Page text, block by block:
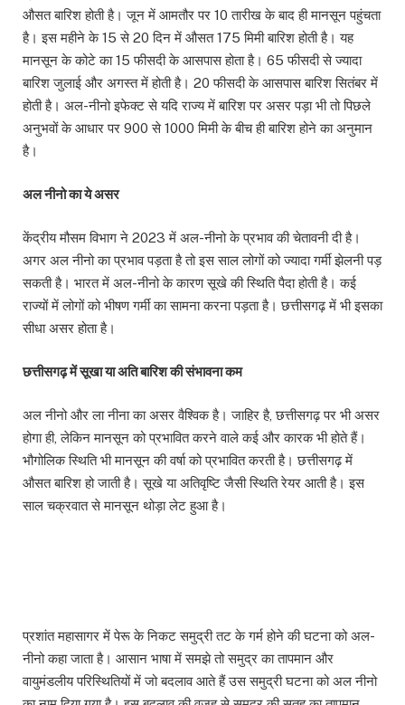
औसत बारिश होती है। जून में आमतौर पर 10 तारीख के बाद ही मानसून पहुंचता
है। इस महीने के 15 से 20 दिन में औसत 175 मिमी बारिश होती है। यह
मानसून के कोटे का 15 फीसदी के आसपास होता है। 65 फीसदी से ज्यादा
बारिश जुलाई और अगस्त में होती है। 20 फीसदी के आसपास बारिश सितंबर में
होती है। अल-नीनो इफेक्ट से यदि राज्य में बारिश पर असर पड़ा भी तो पिछले
अनुभवों के आधार पर 900 से 1000 मिमी के बीच ही बारिश होने का अनुमान
है।
अल नीनो का ये असर
केंद्रीय मौसम विभाग ने 2023 में अल-नीनो के प्रभाव की चेतावनी दी है।
अगर अल नीनो का प्रभाव पड़ता है तो इस साल लोगों को ज्यादा गर्मी झेलनी पड़
सकती है। भारत में अल-नीनो के कारण सूखे की स्थिति पैदा होती है। कई
राज्यों में लोगों को भीषण गर्मी का सामना करना पड़ता है। छत्तीसगढ़ में भी इसका
सीधा असर होता है।
छत्तीसगढ़ में सूखा या अति बारिश की संभावना कम
अल नीनो और ला नीना का असर वैश्विक है। जाहिर है, छत्तीसगढ़ पर भी असर
होगा ही, लेकिन मानसून को प्रभावित करने वाले कई और कारक भी होते हैं।
भौगोलिक स्थिति भी मानसून की वर्षा को प्रभावित करती है। छत्तीसगढ़ में
औसत बारिश हो जाती है। सूखे या अतिवृष्टि जैसी स्थिति रेयर आती है। इस
साल चक्रवात से मानसून थोड़ा लेट हुआ है।
प्रशांत महासागर में पेरू के निकट समुद्री तट के गर्म होने की घटना को अल-
नीनो कहा जाता है। आसान भाषा में समझे तो समुद्र का तापमान और
वायुमंडलीय परिस्थितियों में जो बदलाव आते हैं उस समुद्री घटना को अल नीनो